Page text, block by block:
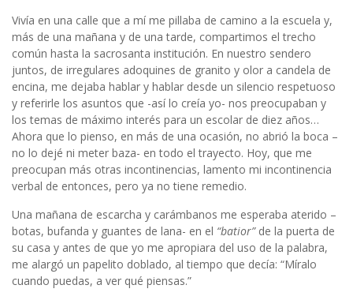
Vivía en una calle que a mí me pillaba de camino a la escuela y,
más de una mañana y de una tarde, compartimos el trecho
común hasta la sacrosanta institución. En nuestro sendero
juntos, de irregulares adoquines de granito y olor a candela de
encina, me dejaba hablar y hablar desde un silencio respetuoso
y referirle los asuntos que -así lo creía yo- nos preocupaban y
los temas de máximo interés para un escolar de diez años…
Ahora que lo pienso, en más de una ocasión, no abrió la boca –
no lo dejé ni meter baza- en todo el trayecto. Hoy, que me
preocupan más otras incontinencias, lamento mi incontinencia
verbal de entonces, pero ya no tiene remedio.
Una mañana de escarcha y carámbanos me esperaba aterido –
botas, bufanda y guantes de lana- en el “batior”de la puerta de
su casa y antes de que yo me apropiara del uso de la palabra,
me alargó un papelito doblado, al tiempo que decía: “Míralo
cuando puedas, a ver qué piensas.”